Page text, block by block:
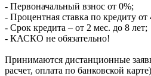
- Первоначальный взнос от 0%;
- Процентная ставка по кредиту
- Срок кредита – от 2 мес. до 8 лет;
- КАСКО не обязательно!
Принимаются дистанционные
расчет, оплата по банковской